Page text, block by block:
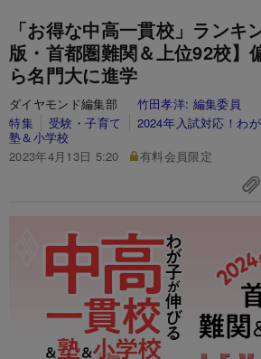
「お得な中高一貫校」ランキ
版・首都圏難関＆上位92校】
ら名門大に進学
ダイヤモンド編集部 竹田孝洋: 編集委員
特集
受験・子育て
2024年入試対応！わ
塾＆小学校
2023年4月13日 5:20
有料会員限定